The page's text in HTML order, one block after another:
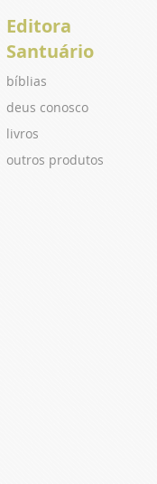
Editora
Santuário
bíblias
deus conosco
livros
outros produtos